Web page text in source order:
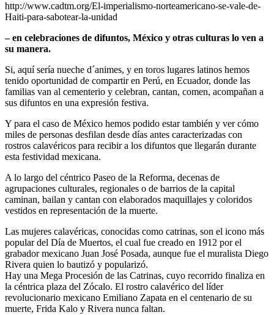
http://www.cadtm.org/El-imperialismo-norteamericano-se-vale-de-
Haiti-para-sabotear-la-unidad
– en celebraciones de difuntos, México y otras culturas lo ven a
su manera.
Si, aquí sería nueche d´animes, y en toros lugares latinos hemos
tenido oportunidad de compartir en Perú, en Ecuador, donde las
familias van al cementerio y celebran, cantan, comen, acompañan a
sus difuntos en una expresión festiva.
Y para el caso de México hemos podido estar también y ver cómo
miles de personas desfilan desde días antes caracterizadas con
rostros calavéricos para recibir a los difuntos que llegarán durante
esta festividad mexicana.
A lo largo del céntrico Paseo de la Reforma, decenas de
agrupaciones culturales, regionales o de barrios de la capital
caminan, bailan y cantan con elaborados maquillajes y coloridos
vestidos en representación de la muerte.
Las mujeres calavéricas, conocidas como catrinas, son el icono más
popular del Día de Muertos, el cual fue creado en 1912 por el
grabador mexicano Juan José Posada, aunque fue el muralista Diego
Rivera quien lo bautizó y popularizó.
Hay una Mega Procesión de las Catrinas, cuyo recorrido finaliza en
la céntrica plaza del Zócalo. El rostro calavérico del líder
revolucionario mexicano Emiliano Zapata en el centenario de su
muerte, Frida Kalo y Rivera nunca faltan.